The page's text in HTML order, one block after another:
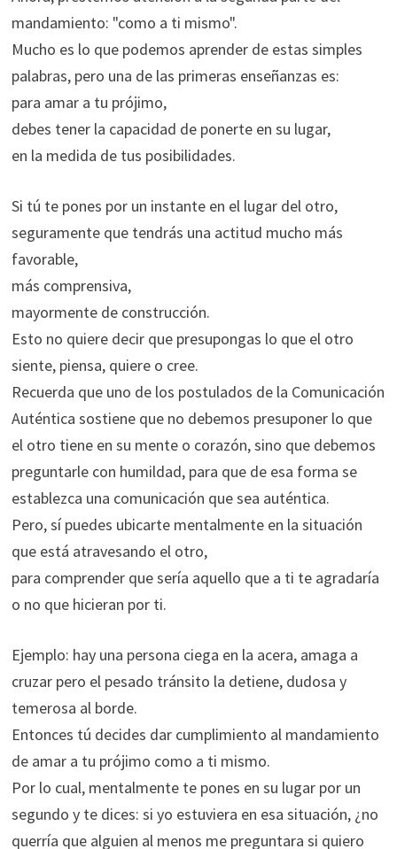
mandamiento: "como a ti mismo".
Mucho es lo que podemos aprender de estas simples
palabras, pero una de las primeras enseñanzas es:
para amar a tu prójimo,
debes tener la capacidad de ponerte en su lugar,
en la medida de tus posibilidades.
Si tú te pones por un instante en el lugar del otro,
seguramente que tendrás una actitud mucho más
favorable,
más comprensiva,
mayormente de construcción.
Esto no quiere decir que presupongas lo que el otro
siente, piensa, quiere o cree.
Recuerda que uno de los postulados de la Comunicación
Auténtica sostiene que no debemos presuponer lo que
el otro tiene en su mente o corazón, sino que debemos
preguntarle con humildad, para que de esa forma se
establezca una comunicación que sea auténtica.
Pero, sí puedes ubicarte mentalmente en la situación
que está atravesando el otro,
para comprender que sería aquello que a ti te agradaría
o no que hicieran por ti.
Ejemplo: hay una persona ciega en la acera, amaga a
cruzar pero el pesado tránsito la detiene, dudosa y
temerosa al borde.
Entonces tú decides dar cumplimiento al mandamiento
de amar a tu prójimo como a ti mismo.
Por lo cual, mentalmente te pones en su lugar por un
segundo y te dices: si yo estuviera en esa situación, ¿no
querría que alguien al menos me preguntara si quiero